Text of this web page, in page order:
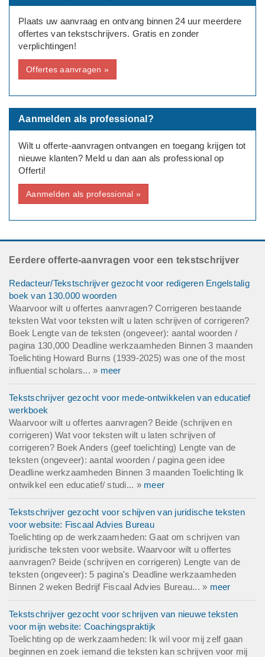
Plaats uw aanvraag en ontvang binnen 24 uur meerdere
offertes van tekstschrijvers. Gratis en zonder
verplichtingen!
Offertes aanvragen »
Aanmelden als professional?
Wilt u offerte-aanvragen ontvangen en toegang krijgen tot
nieuwe klanten? Meld u dan aan als professional op
Offerti!
Aanmelden als professional »
Eerdere offerte-aanvragen voor een tekstschrijver
Redacteur/Tekstschrijver gezocht voor redigeren Engelstalig
boek van 130.000 woorden
Waarvoor wilt u offertes aanvragen? Corrigeren bestaande
teksten Wat voor teksten wilt u laten schrijven of corrigeren?
Boek Lengte van de teksten (ongeveer): aantal woorden /
pagina 130,000 Deadline werkzaamheden Binnen 3 maanden
Toelichting Howard Burns (1939-2025) was one of the most
influential scholars... » meer
Tekstschrijver gezocht voor mede-ontwikkelen van educatief
werkboek
Waarvoor wilt u offertes aanvragen? Beide (schrijven en
corrigeren) Wat voor teksten wilt u laten schrijven of
corrigeren? Boek Anders (geef toelichting) Lengte van de
teksten (ongeveer): aantal woorden / pagina geen idee
Deadline werkzaamheden Binnen 3 maanden Toelichting Ik
ontwikkel een educatief/ studi... » meer
Tekstschrijver gezocht voor schijven van juridische teksten
voor website: Fiscaal Advies Bureau
Toelichting op de werkzaamheden: Gaat om schrijven van
juridische teksten voor website. Waarvoor wilt u offertes
aanvragen? Beide (schrijven en corrigeren) Lengte van de
teksten (ongeveer): 5 pagina's Deadline werkzaamheden
Binnen 2 weken Bedrijf Fiscaal Advies Bureau... » meer
Tekstschrijver gezocht voor schrijven van nieuwe teksten
voor mijn website: Coachingspraktijk
Toelichting op de werkzaamheden: Ik wil voor mij zelf gaan
beginnen en zoek iemand die teksten kan schrijven voor mij